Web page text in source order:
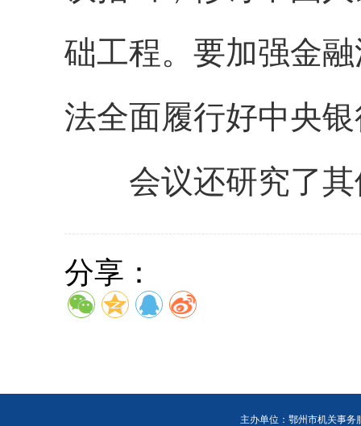
础工程。要加强金
法全面履行好中央
会议还研究了其
分享：
主办单位：鄂州市机关事